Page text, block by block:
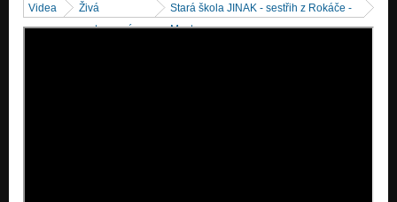
Videa
Živá
vystoupení
Stará škola JINAK - sestřih z Rokáče -
Most